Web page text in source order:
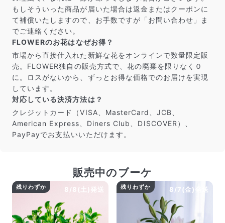
も色味やサイズ・咲き方に個体差はありますが、できる
だけ写真のイメージに近いものをお届けできるように人
の目でチェックをしています。
Q. 毎月自動でお花が届くサービスですか？
いいえ、毎月自動でお届けするサービスではありません。好
きな時に好きな花をご注文いただけます。
Q. 配送できないエリアはありますか？
もしそういった商品が届いた場合は返金またはクーポンに
て補償いたしますので、お手数ですが「お問い合わせ」ま
でご連絡ください。
FLOWERのお花はなぜお得？
市場から直接仕入れた新鮮な花をオンラインで数量限定販
売。FLOWER独自の販売方式で、花の廃棄を限りなく０
に。ロスがないから、ずっとお得な価格でのお届けを実現
しています。
対応している決済方法は？
クレジットカード（VISA、MasterCard、JCB、
American Express、Diners Club、DISCOVER）、
PayPayでお支払いいただけます。
販売中のブーケ
8/8(土)発送
残りわずか 8/7(金)発送
残りわずか